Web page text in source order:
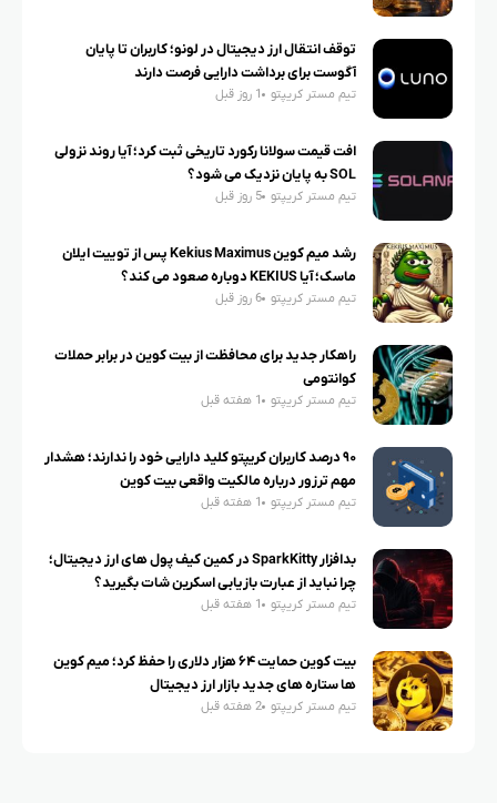
توقف انتقال ارز دیجیتال در لونو؛ کاربران تا پایان
آگوست برای برداشت دارایی فرصت دارند
تیم مستر کریپتو 1 روز قبل
افت قیمت سولانا رکورد تاریخی ثبت کرد؛ آیا روند نزولی
SOL به پایان نزدیک می شود؟
تیم مستر کریپتو 5 روز قبل
رشد میم کوین Kekius Maximus پس از توییت ایلان
ماسک؛ آیا KEKIUS دوباره صعود می کند؟
تیم مستر کریپتو 6 روز قبل
راهکار جدید برای محافظت از بیت کوین در برابر حملات
کوانتومی
تیم مستر کریپتو 1 هفته قبل
۹۰ درصد کاربران کریپتو کلید دارایی خود را ندارند؛ هشدار
مهم ترزور درباره مالکیت واقعی بیت کوین
تیم مستر کریپتو 1 هفته قبل
بدافزار SparkKitty در کمین کیف پول های ارز دیجیتال؛
چرا نباید از عبارت بازیابی اسکرین شات بگیرید؟
تیم مستر کریپتو 1 هفته قبل
بیت کوین حمایت ۶۴ هزار دلاری را حفظ کرد؛ میم کوین
ها ستاره های جدید بازار ارز دیجیتال
تیم مستر کریپتو 2 هفته قبل